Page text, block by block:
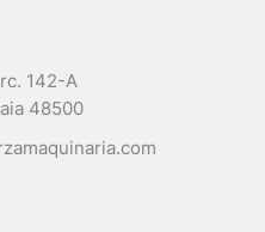
142-A
48500